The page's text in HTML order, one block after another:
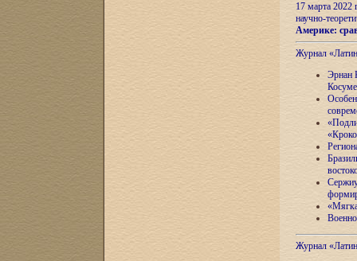
17 марта 2022
научно-
Америке:
Журнал
Эрнан
Журнал